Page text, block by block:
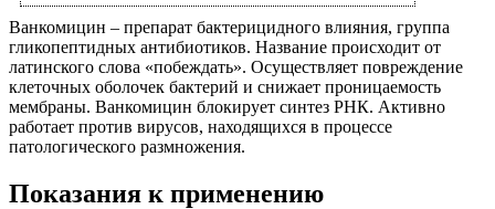
Ванкомицин – препарат бактерицидного влияния, группа
гликопептидных антибиотиков. Название происходит от
латинского слова «побеждать». Осуществляет повреждение
клеточных оболочек бактерий и снижает проницаемость
мембраны. Ванкомицин блокирует синтез РНК. Активно
работает против вирусов, находящихся в процессе
патологического размножения.
Показания к применению